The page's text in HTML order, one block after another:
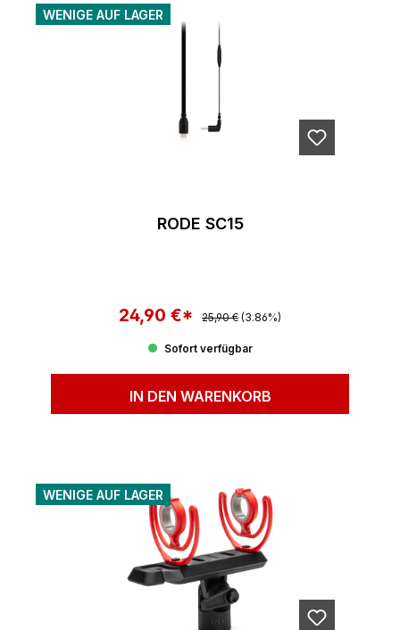
WENIGE AUF LAGER
RODE SC15
Verkaufspreis:
24,90 €* Regulärer Preis:
25,90 € (3.86%)
Sofort verfügbar
IN DEN WARENKORB
WENIGE AUF LAGER